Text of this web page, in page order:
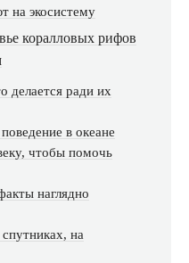
на экосистему
коралловых рифов
делается ради их
в океане
чтобы помочь
наглядно
на